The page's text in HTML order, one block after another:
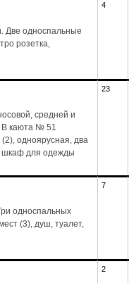
Две односпальные
розетка,
4
средней и
В каюта № 51
одноярусная, два
шкаф для одежды
23
односпальных
(3), душ, туалет,
7
2